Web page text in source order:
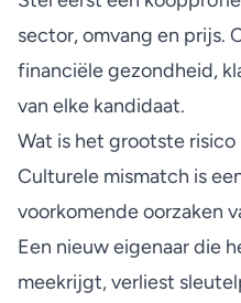
sector, omvang en prijs.
financiële gezondheid,
van elke kandidaat.
Wat is het grootste
Culturele mismatch is
voorkomende oorzaken
Een nieuw eigenaar die
meekrijgt, verliest